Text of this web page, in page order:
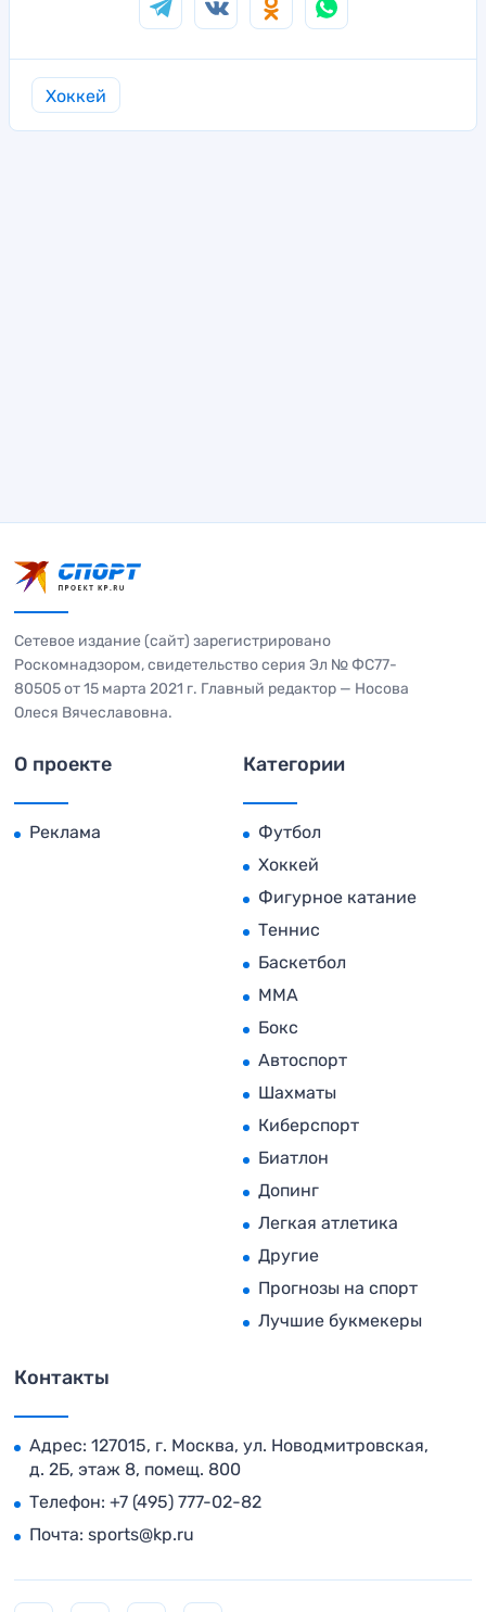
Хоккей
Сетевое издание (сайт) зарегистрировано
Роскомнадзором, свидетельство серия Эл № ФС77-
80505 от 15 марта 2021 г. Главный редактор — Носова
Олеся Вячеславовна.
О проекте
Реклама
Категории
Футбол
Хоккей
Фигурное катание
Теннис
Баскетбол
MMA
Бокс
Автоспорт
Шахматы
Киберспорт
Биатлон
Допинг
Легкая атлетика
Другие
Прогнозы на спорт
Лучшие букмекеры
Контакты
Адрес: 127015, г. Москва, ул. Новодмитровская,
д. 2Б, этаж 8, помещ. 800
Телефон: +7 (495) 777-02-82
Почта: sports@kp.ru